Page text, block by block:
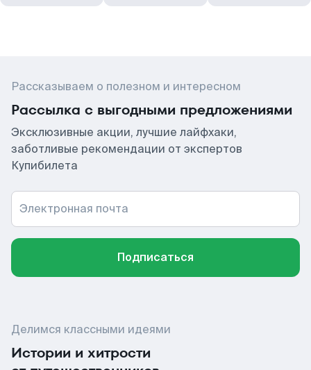
Рассказываем о полезном и интересном
Рассылка с выгодными предложениями
Эксклюзивные акции, лучшие лайфхаки,
заботливые рекомендации от экспертов
Купибилета
Электронная почта
Подписаться
Делимся классными идеями
Истории и хитрости